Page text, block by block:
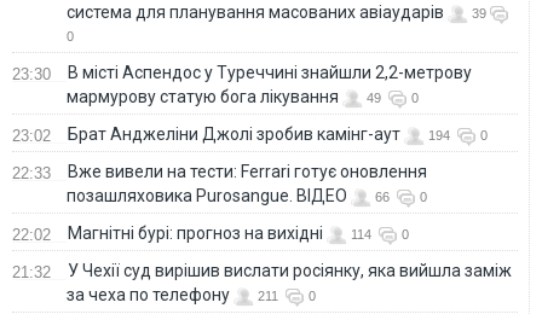
система для планування масованих авіаударів
39
0
23:30
В місті Аспендос у Туреччині знайшли 2,2-метрову
мармурову статую бога лікування
49 0
23:02 Брат Анджеліни Джолі зробив камінг-аут 194 0
22:33
Вже вивели на тести: Ferrari готує оновлення
позашляховика Purosangue. ВІДЕО
66 0
22:02 Магнітні бурі: прогноз на вихідні 114 0
21:32
У Чехії суд вирішив вислати росіянку, яка вийшла заміж
за чеха по телефону
211 0